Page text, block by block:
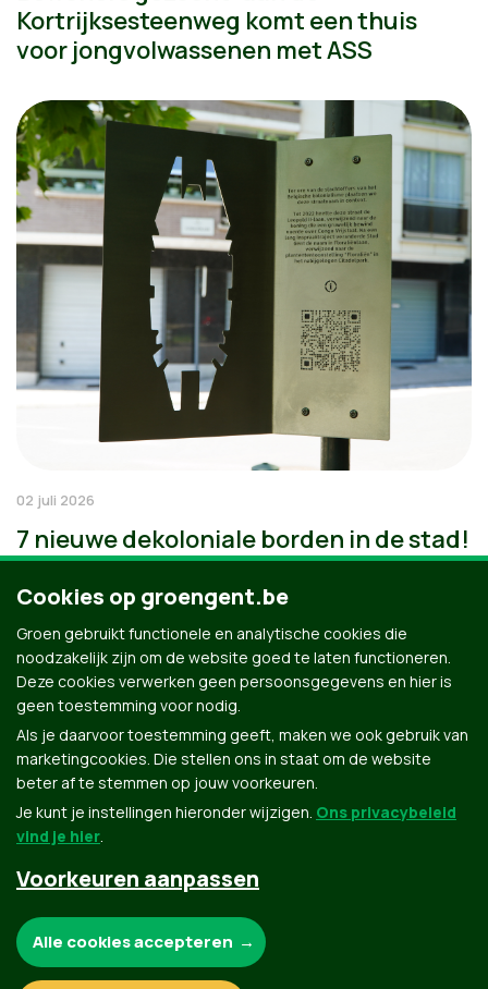
Kortrijksesteenweg komt een thuis
voor jongvolwassenen met ASS
02 juli 2026
7 nieuwe dekoloniale borden in de stad!
Groen.be
Contact Privacybeleid
Cookies op groengent.be
Groen gebruikt functionele en analytische cookies die
noodzakelijk zijn om de website goed te laten functioneren.
Deze cookies verwerken geen persoonsgegevens en hier is
geen toestemming voor nodig.
Als je daarvoor toestemming geeft, maken we ook gebruik van
marketingcookies. Die stellen ons in staat om de website
beter af te stemmen op jouw voorkeuren.
Je kunt je instellingen hieronder wijzigen. Ons privacybeleid
vind je hier.
Voorkeuren aanpassen
Alle cookies accepteren